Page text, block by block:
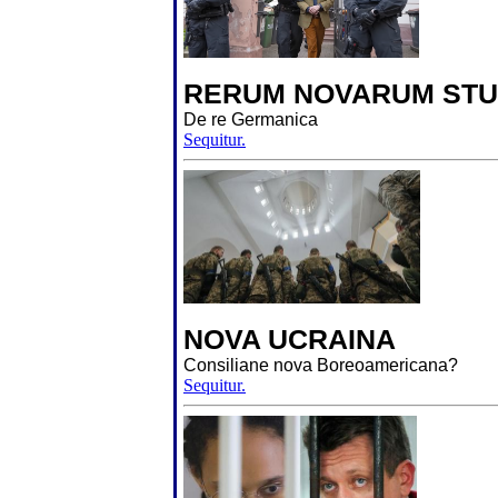
RERUM NOVARUM
De re Germanica
Sequitur.
NOVA UCRAINA
Consiliane nova Boreoamericana?
Sequitur.